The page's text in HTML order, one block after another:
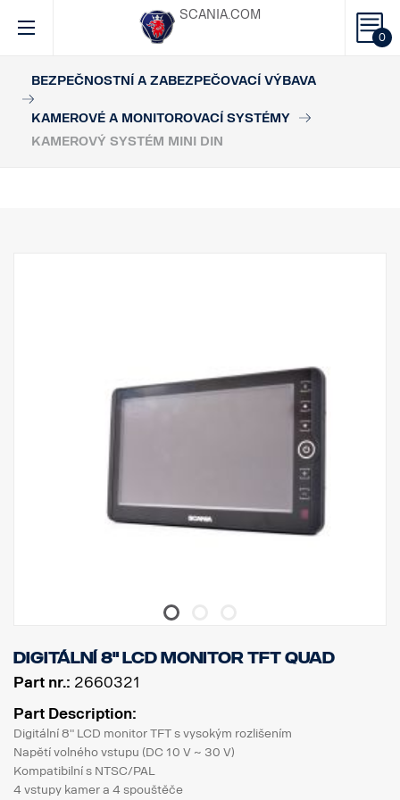
0
SCANIA.COM
BEZPEČNOSTNÍ A ZABEZPEČOVACÍ VÝBAVA
KAMEROVÉ A MONITOROVACÍ SYSTÉMY
KAMEROVÝ SYSTÉM MINI DIN
Digitální 8" LCD monitor TFT QUAD
Part nr.: 2660321
Part Description:
Digitální 8" LCD monitor TFT s vysokým rozlišením
Napětí volného vstupu (DC 10 V ~ 30 V)
Kompatibilní s NTSC/PAL
4 vstupy kamer a 4 spouštěče